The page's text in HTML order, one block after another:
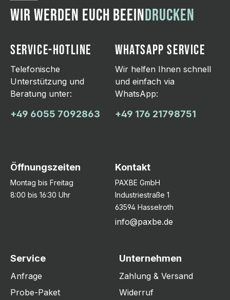
WIR WERDEN EUCH BEEINDRUCKEN
SERVICE-HOTLINE
Telefonische
Unterstützung und
Beratung unter:
+49 6055 7092863
WHATSAPP SERVICE
Wir helfen Ihnen schnell
und einfach via
WhatsApp:
+49 176 21798751
Öffnungszeiten
Montag bis Freitag
8:00 bis 16:30 Uhr
Kontakt
PAXBE GmbH
Industriestraße 1
63594 Hasselroth
info@paxbe.de
Service
Anfrage
Probe-Paket
Unternehmen
Zahlung & Versand
Widerruf